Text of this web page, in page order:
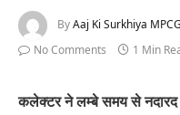
ByAaj Ki Surkhiya MPCG
No Comments
1 Min
कलेक्टर ने लम्बे समय से नदारद